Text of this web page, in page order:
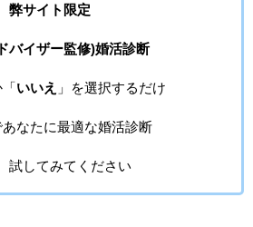
弊サイト限定
バイザー監修)婚活診断
いいえ 」を選択するだけ
あなたに最適な婚活診断
試してみてください